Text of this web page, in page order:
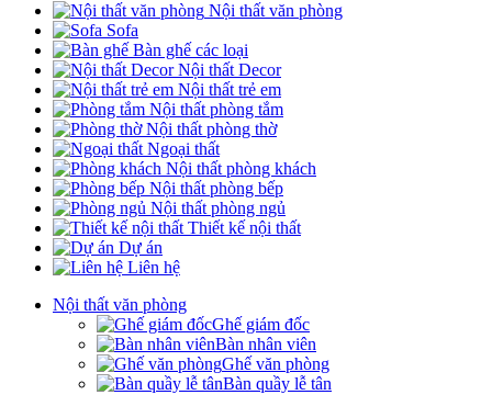
Nội thất văn phòng
Sofa
Bàn ghế các loại
Nội thất Decor
Nội thất trẻ em
Nội thất phòng tắm
Nội thất phòng thờ
Ngoại thất
Nội thất phòng khách
Nội thất phòng bếp
Nội thất phòng ngủ
Thiết kế nội thất
Dự án
Liên hệ
Nội thất văn phòng
Ghế giám đốc
Bàn nhân viên
Ghế văn phòng
Bàn quầy lễ tân